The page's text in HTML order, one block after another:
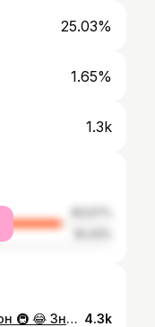
25.03%
1.65%
1.3k
Запрыгиваем в последний вагон 🚇 😂 Знаю, что этот тренд уже всем поднадоел, но всё же решили тоже попробовать и снять ☺️ Бюджет рилса 0 тенге, потрачены только мои и её нервы и время 🫠 На самом деле это это очееень сложно, поэтому не жалейте своих ❤️ для Данелии я буду читать ей каждый ваш комментарий 😁 #тренды 4.3k